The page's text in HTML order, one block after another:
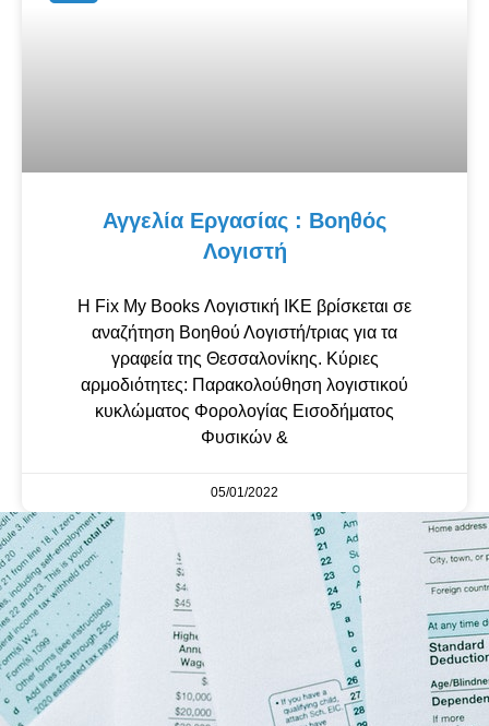
Αγγελία Εργασίας : Βοηθός
Λογιστή
Η Fix My Books Λογιστική ΙΚΕ βρίσκεται σε
αναζήτηση Βοηθού Λογιστή/τριας για τα
γραφεία της Θεσσαλονίκης. Κύριες
αρμοδιότητες: Παρακολούθηση λογιστικού
κυκλώματος Φορολογίας Εισοδήματος
Φυσικών &
05/01/2022